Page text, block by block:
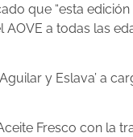
que “esta
a todas las
y Eslava’ a
Fresco con la